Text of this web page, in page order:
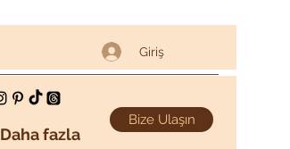
Giriş
Daha fazla
Bize Ulaşın